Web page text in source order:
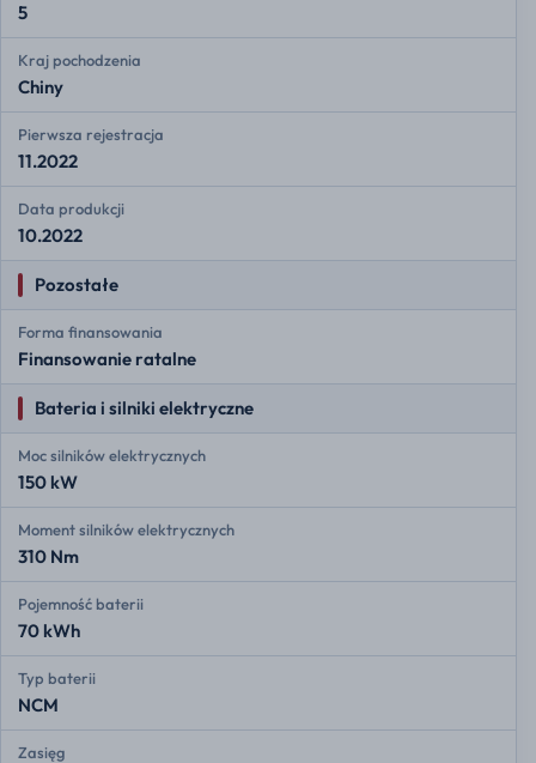
5
Kraj pochodzenia
Chiny
Pierwsza rejestracja
11.2022
Data produkcji
10.2022
Pozostałe
Forma finansowania
Finansowanie ratalne
Bateria i silniki elektryczne
Moc silników elektrycznych
150 kW
Moment silników elektrycznych
310 Nm
Pojemność baterii
70 kWh
Typ baterii
NCM
Zasięg